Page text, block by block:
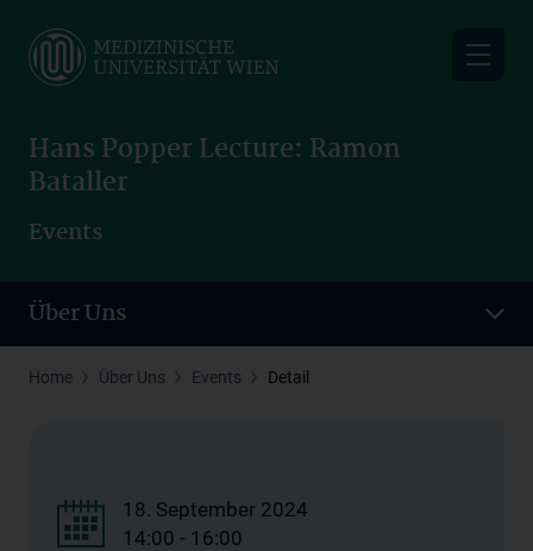
main
Hans Popper Lecture: Ramon
Bataller
Events
Über Uns
Home Über Uns Events Detail
18. September 2024
14:00 - 16:00